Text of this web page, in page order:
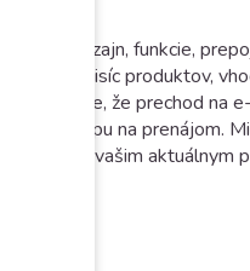
na dizajn, funkcie,
ako 12-tisíc produktov,
. Výhodou je, že prechod na
z e-shopu na prenájom.
sa vašim aktuálnym